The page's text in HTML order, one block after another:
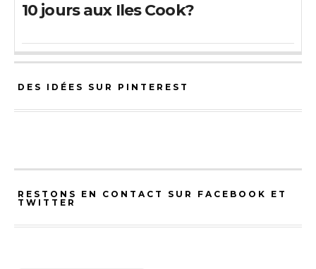
10 jours aux Iles Cook?
DES IDÉES SUR PINTEREST
RESTONS EN CONTACT SUR FACEBOOK ET
TWITTER